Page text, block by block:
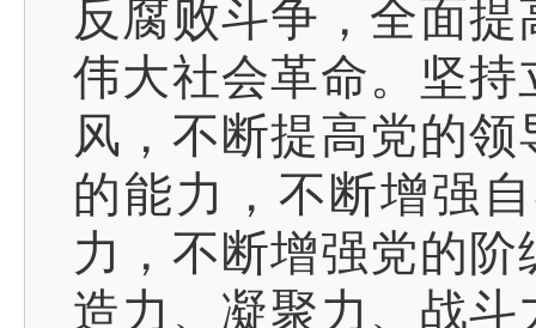
反腐败斗争，全面
伟大社会革命。坚
风，不断提高党的
的能力，不断增强
力，不断增强党的
造力、凝聚力、战